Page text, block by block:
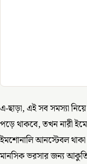
এ-ছাড়া, এই সব সমস্যা
পড়ে থাকবে, তখন নারী
ইমশোনালি আনস্টেবল
মানসিক ভরসার জন্য